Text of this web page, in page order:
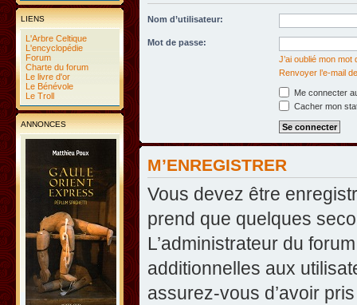
LIENS
L'Arbre Celtique
L'encyclopédie
Forum
Charte du forum
Le livre d'or
Le Bénévole
Le Troll
ANNONCES
Nom d’utilisateur:
Mot de passe:
J’ai oublié mon mot
Renvoyer l’e-mail
Me connecter
Cacher mon
M’ENREGISTRER
Vous devez être
prend que quelques
L’administrateur du
additionnelles aux
assurez-vous d’avoir